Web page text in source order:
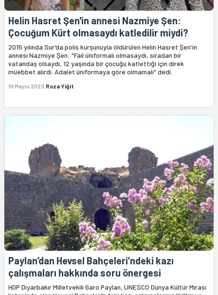
Helin Hasret Şen'in annesi Nazmiye Şen:
Çocuğum Kürt olmasaydı katledilir miydi?
2015 yılında Sur'da polis kurşunuyla öldürülen Helin Hasret Şen'in
annesi Nazmiye Şen: "Fail üniformalı olmasaydı, sıradan bir
vatandaş olsaydı, 12 yaşında bir çocuğu katlettiği için direk
müebbet alırdı. Adalet üniformaya göre olmamalı" dedi.
19 Mayıs 2023 Roza Yiğit
Paylan’dan Hevsel Bahçeleri’ndeki kazı
çalışmaları hakkında soru önergesi
HDP Diyarbakır Milletvekili Garo Paylan, UNESCO Dünya Kültür Mirası